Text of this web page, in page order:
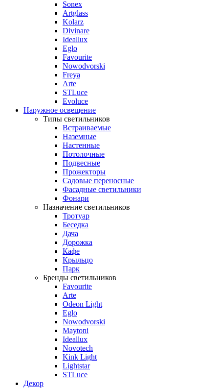
Sonex
Artglass
Kolarz
Divinare
Ideallux
Eglo
Favourite
Nowodvorski
Freya
Arte
STLuce
Evoluce
Наружное освещение
Типы светильников
Встраиваемые
Наземные
Настенные
Потолочные
Подвесные
Прожекторы
Садовые переносные
Фасадные светильники
Фонари
Назначение светильников
Тротуар
Беседка
Дача
Дорожка
Кафе
Крыльцо
Парк
Бренды светильников
Favourite
Arte
Odeon Light
Eglo
Nowodvorski
Maytoni
Ideallux
Novotech
Kink Light
Lightstar
STLuce
Декор